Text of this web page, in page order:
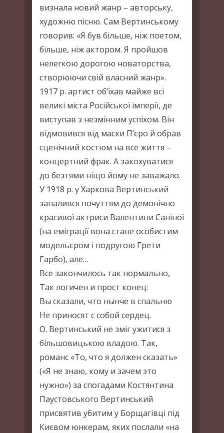
визнала новий жанр – авторську,
художню пісню. Сам Вертинському
говорив: «Я був більше, ніж поетом,
більше, ніж актором. Я пройшов
нелегкою дорогою новаторства,
створюючи свій власний жанр».
1917 р. артист об’їхав майже всі
великі міста Російської імперії, де
виступав з незмінним успіхом. Він
відмовився від маски П’єро й обрав
сценічний костюм на все життя –
концертний фрак. А закохуватися
до безтями ніщо йому не заважало.
У 1918 р. у Харкова Вертинський
запалився почуттям до демонічно
красивої актриси Валентини Саніної
(на еміграції вона стане особистим
модельєром і подругою Грети
Гарбо), але…
Все закончилось так нормально,
Так логичен и прост конец:
Вы сказали, что нынче в спальню
Не приносят с собой сердец.
О. Вертинський не зміг ужитися з
більшовицькою владою. Так,
романс «То, что я должен сказать»
(«Я не знаю, кому и зачем это
нужно») за спогадами Костянтина
Паустовського Вертинський
присвятив убитим у Борщагівці під
Києвом юнкерам, яких послали «на